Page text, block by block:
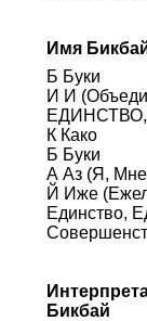
Имя
Б Буки
И И
ЕДИНСТВО,
К Како
Б Буки
А Аз (Я,
Й Иже
Единство,
Бикбай